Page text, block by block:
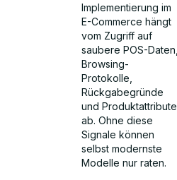
Implementierung im
E-Commerce hängt
vom Zugriff auf
saubere POS-Daten,
Browsing-
Protokolle,
Rückgabegründe
und Produktattribute
ab. Ohne diese
Signale können
selbst modernste
Modelle nur raten.